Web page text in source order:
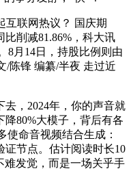
联网热议？ 国庆期
削减81.86%，科大讯
8月14日，持股比例则由
/陈锋 编纂/半夜 走过近
，2024年，你的声音就
80%大模子，背后有各
使命音视频结合生成：
证节点。估计阅读时长10
难发觉，而是一场关乎手